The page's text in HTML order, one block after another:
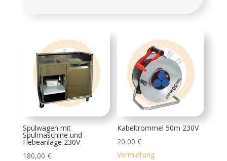
Spülwagen mit
Spülmaschine und
Hebeanlage 230V
180,00 €
Kabeltrommel 50m 230V
20,00€
Vermietung